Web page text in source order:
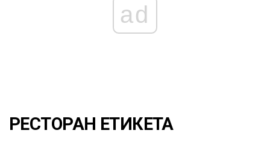
ad
РЕСТОРАН ЕТИКЕТА